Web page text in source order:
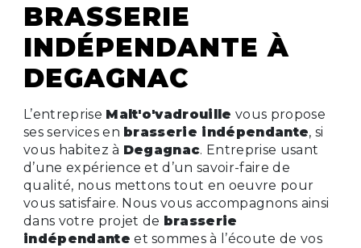
BRASSERIE
INDÉPENDANTE À
DEGAGNAC
L’entreprise Malt'o'vadrouille vous propose
ses services en brasserie indépendante, si
vous habitez à Degagnac. Entreprise usant
d’une expérience et d’un savoir-faire de
qualité, nous mettons tout en oeuvre pour
vous satisfaire. Nous vous accompagnons ainsi
dans votre projet de brasserie
indépendante et sommes à l’écoute de vos